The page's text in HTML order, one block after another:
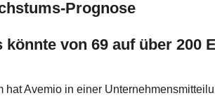
Prognose
von 69 auf über 200
hat Avemio in einer